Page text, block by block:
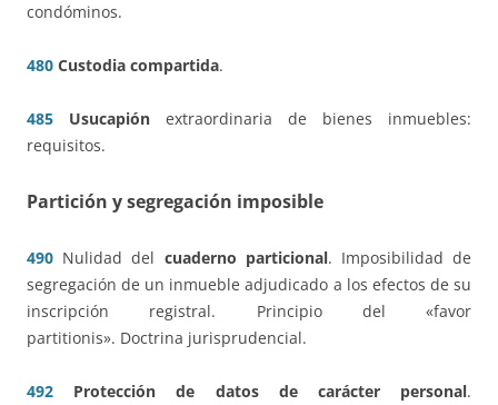
condóminos.
480 Custodia compartida.
485 Usucapión extraordinaria de bienes inmuebles:
requisitos.
Partición y segregación imposible
490 Nulidad del cuaderno particional. Imposibilidad de
segregación de un inmueble adjudicado a los efectos de su
inscripción registral. Principio del «favor
partitionis». Doctrina jurisprudencial.
492 Protección de datos de carácter personal.